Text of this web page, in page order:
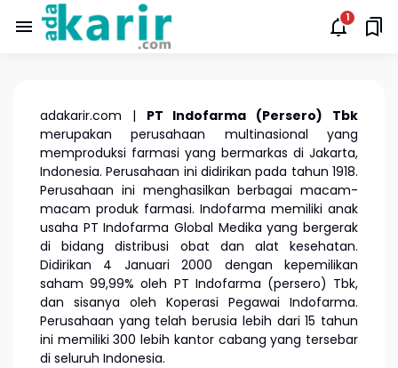
adakarir.com | PT Indofarma (Persero) Tbk
merupakan perusahaan multinasional yang
memproduksi farmasi yang bermarkas di Jakarta,
Indonesia. Perusahaan ini didirikan pada tahun 1918.
Perusahaan ini menghasilkan berbagai macam-
macam produk farmasi. Indofarma memiliki anak
usaha PT Indofarma Global Medika yang bergerak
di bidang distribusi obat dan alat kesehatan.
Didirikan 4 Januari 2000 dengan kepemilikan
saham 99,99% oleh PT Indofarma (persero) Tbk,
dan sisanya oleh Koperasi Pegawai Indofarma.
Perusahaan yang telah berusia lebih dari 15 tahun
ini memiliki 300 lebih kantor cabang yang tersebar
di seluruh Indonesia.